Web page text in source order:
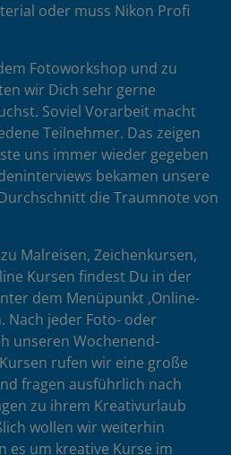
oder muss Nikon Profi
Fotoworkshop und zu
wir Dich sehr gerne
Soviel Vorarbeit macht
Teilnehmer. Das zeigen
uns immer wieder gegeben
bekamen unsere
die Traumnote von
Malreisen, Zeichenkursen,
Kursen findest Du in der
dem Menüpunkt ‚Online-
Nach jeder Foto- oder
unseren Wochenend-
rufen wir eine große
fragen ausführlich nach
zu ihrem Kreativurlaub
wollen wir weiterhin
es um kreative Kurse im